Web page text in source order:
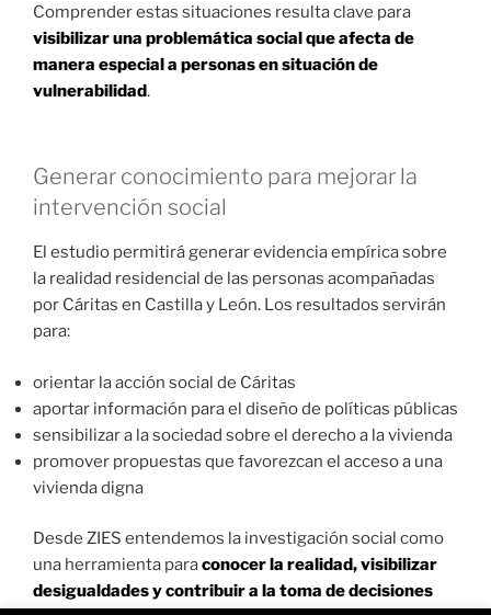
Comprender estas situaciones resulta clave para
visibilizar una problemática social que afecta de
manera especial a personas en situación de
vulnerabilidad.
Generar conocimiento para mejorar la
intervención social
El estudio permitirá generar evidencia empírica sobre
la realidad residencial de las personas acompañadas
por Cáritas en Castilla y León. Los resultados servirán
para:
orientar la acción social de Cáritas
aportar información para el diseño de políticas públicas
sensibilizar a la sociedad sobre el derecho a la vivienda
promover propuestas que favorezcan el acceso a una
vivienda digna
Desde ZIES entendemos la investigación social como
una herramienta paraconocer la realidad, visibilizar
desigualdades y contribuir a la toma de decisiones